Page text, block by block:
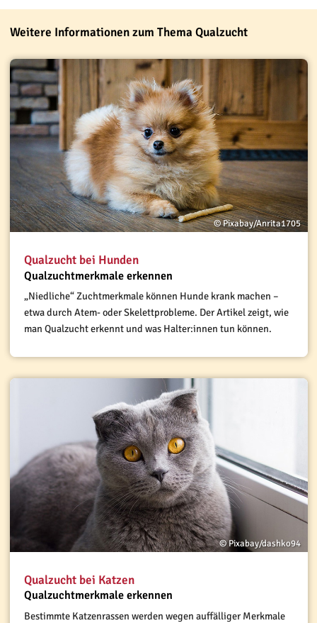
Weitere Informationen zum Thema Qualzucht
© Pixabay/Anrita1705
Qualzucht bei Hunden
Qualzuchtmerkmale erkennen
„Niedliche“ Zuchtmerkmale können Hunde krank machen –
etwa durch Atem- oder Skelettprobleme. Der Artikel zeigt, wie
man Qualzucht erkennt und was Halter:innen tun können.
© Pixabay/dashko94
Qualzucht bei Katzen
Qualzuchtmerkmale erkennen
Bestimmte Katzenrassen werden wegen auffälliger Merkmale